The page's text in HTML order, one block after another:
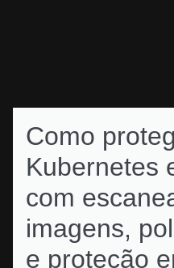
Como
Kubernetes
com
imagens,
e proteção